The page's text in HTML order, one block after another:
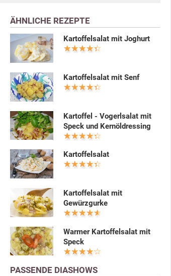
ÄHNLICHE REZEPTE
Kartoffelsalat mit Joghurt
Kartoffelsalat mit Senf
Kartoffel - Vogerlsalat mit
Speck und Kernöldressing
Kartoffelsalat
Kartoffelsalat mit
Gewürzgurke
Warmer Kartoffelsalat mit
Speck
PASSENDE DIASHOWS